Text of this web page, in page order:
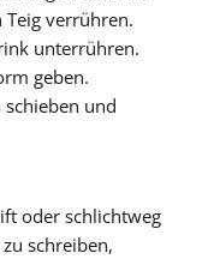
verrühren.
unterrühren.
geben.
und
oder schlichtweg
schreiben,